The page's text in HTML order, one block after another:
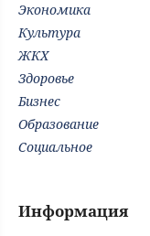
Экономика
Культура
ЖКХ
Здоровье
Бизнес
Образование
Социальное
Информация